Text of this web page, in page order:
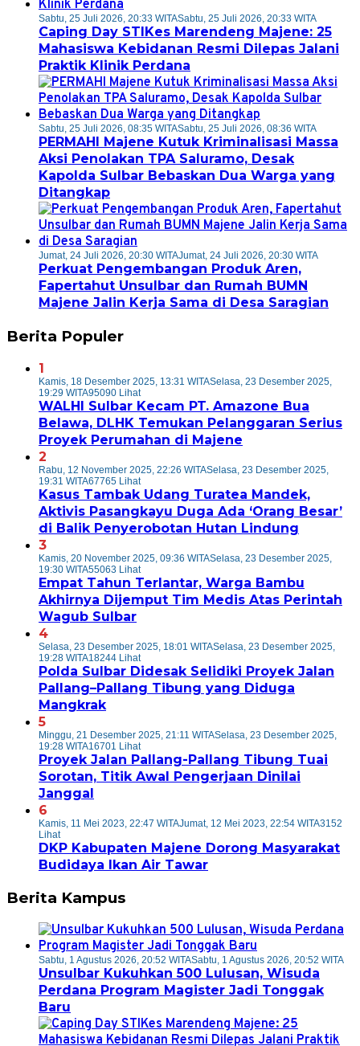
Sabtu, 25 Juli 2026, 20:33 WITASabtu, 25 Juli 2026, 20:33 WITA
Caping Day STIKes Marendeng Majene: 25
Mahasiswa Kebidanan Resmi Dilepas Jalani
Praktik Klinik Perdana
Sabtu, 25 Juli 2026, 08:35 WITASabtu, 25 Juli 2026, 08:36 WITA
PERMAHI Majene Kutuk Kriminalisasi Massa
Aksi Penolakan TPA Saluramo, Desak
Kapolda Sulbar Bebaskan Dua Warga yang
Ditangkap
Jumat, 24 Juli 2026, 20:30 WITAJumat, 24 Juli 2026, 20:30 WITA
Perkuat Pengembangan Produk Aren,
Fapertahut Unsulbar dan Rumah BUMN
Majene Jalin Kerja Sama di Desa Saragian
Berita Populer
1
Kamis, 18 Desember 2025, 13:31 WITASelasa, 23 Desember 2025,
19:29 WITA95090 Lihat
WALHI Sulbar Kecam PT. Amazone Bua
Belawa, DLHK Temukan Pelanggaran Serius
Proyek Perumahan di Majene
2
Rabu, 12 November 2025, 22:26 WITASelasa, 23 Desember 2025,
19:31 WITA67765 Lihat
Kasus Tambak Udang Turatea Mandek,
Aktivis Pasangkayu Duga Ada ‘Orang Besar’
di Balik Penyerobotan Hutan Lindung
3
Kamis, 20 November 2025, 09:36 WITASelasa, 23 Desember 2025,
19:30 WITA55063 Lihat
Empat Tahun Terlantar, Warga Bambu
Akhirnya Dijemput Tim Medis Atas Perintah
Wagub Sulbar
4
Selasa, 23 Desember 2025, 18:01 WITASelasa, 23 Desember 2025,
19:28 WITA18244 Lihat
Polda Sulbar Didesak Selidiki Proyek Jalan
Pallang–Pallang Tibung yang Diduga
Mangkrak
5
Minggu, 21 Desember 2025, 21:11 WITASelasa, 23 Desember 2025,
19:28 WITA16701 Lihat
Proyek Jalan Pallang-Pallang Tibung Tuai
Sorotan, Titik Awal Pengerjaan Dinilai
Janggal
6
Kamis, 11 Mei 2023, 22:47 WITAJumat, 12 Mei 2023, 22:54 WITA3152
Lihat
DKP Kabupaten Majene Dorong Masyarakat
Budidaya Ikan Air Tawar
Berita Kampus
Sabtu, 1 Agustus 2026, 20:52 WITASabtu, 1 Agustus 2026, 20:52 WITA
Unsulbar Kukuhkan 500 Lulusan, Wisuda
Perdana Program Magister Jadi Tonggak
Baru